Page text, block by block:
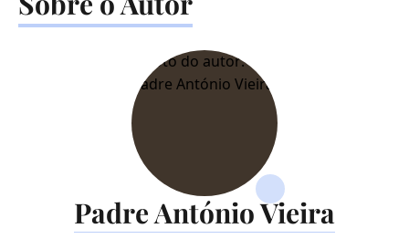
Padre António Vieira